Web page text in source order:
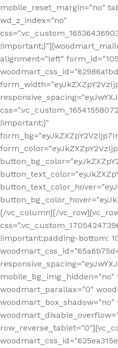
mobile_reset_margin="no"
wd_z_index="no"
alignment="left"
!important;}"
[/vc_column][/
!important;padding-bottom:
woodmart_parallax="0"
woodmart_box_shadow="no"